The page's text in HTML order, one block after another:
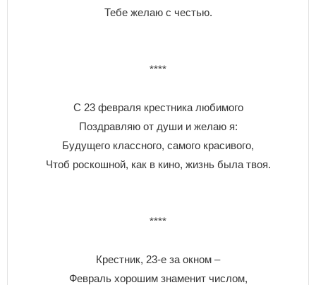
Тебе желаю с честью.
****
С 23 февраля крестника любимого
Поздравляю от души и желаю я:
Будущего классного, самого красивого,
Чтоб роскошной, как в кино, жизнь была твоя.
****
Крестник, 23-е за окном –
Февраль хорошим знаменит числом,